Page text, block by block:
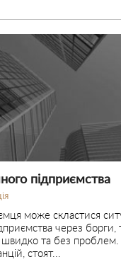
підприємства
може скластися
через
та без
стоят...